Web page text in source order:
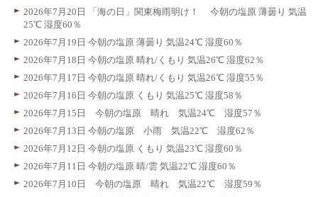
2026年7月20日 「海の日」関東梅雨明け！ 今朝の塩原 薄曇り 気温
25℃ 湿度60％
2026年7月19日 今朝の塩原 薄曇り 気温24℃ 湿度60％
2026年7月18日 今朝の塩原 晴れ/くもり 気温26℃ 湿度62％
2026年7月17日 今朝の塩原 晴れ/くもり 気温26℃ 湿度55％
2026年7月16日 今朝の塩原 くもり 気温25℃ 湿度58％
2026年7月15日 今朝の塩原 晴れ 気温24℃ 湿度57％
2026年7月13日 今朝の塩原 小雨 気温22℃ 湿度62％
2026年7月12日 今朝の塩原 くもり 気温23℃ 湿度60％
2026年7月11日 今朝の塩原 晴/雲 気温22℃ 湿度60％
2026年7月10日 今朝の塩原 晴れ 気温22℃ 湿度59％